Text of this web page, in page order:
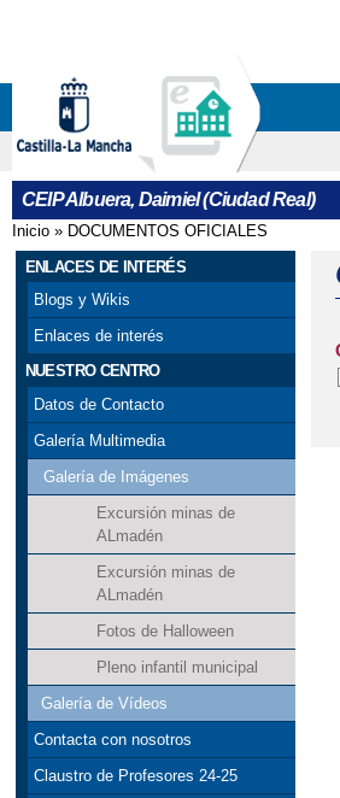
CEIP Albuera, Daimiel (Ciudad Real)
Se encuentra usted
Inicio » DOCUMENTOS OFICIALES
ENLACES DE INTERÉS
Blogs y Wikis
Enlaces de interés
NUESTRO CENTRO
Datos de Contacto
Galería Multimedia
Galería de Imágenes
Excursión minas de
ALmadén
Excursión minas de
ALmadén
Fotos de Halloween
Pleno infantil municipal
Galería de Vídeos
Contacta con nosotros
Claustro de Profesores 24-25